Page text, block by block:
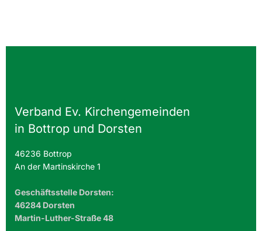
Verband Ev. Kirchengemeinden
in Bottrop und Dorsten
46236 Bottrop
An der Martinskirche 1
Geschäftsstelle Dorsten:
46284 Dorsten
Martin-Luther-Straße 48